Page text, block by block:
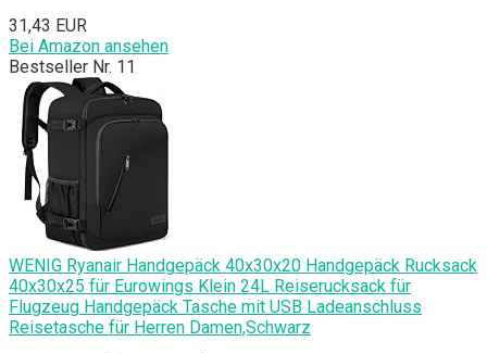
31,43 EUR
Bei Amazon ansehen
Bestseller Nr. 11
WENIG Ryanair Handgepäck 40x30x20 Handgepäck Rucksack
40x30x25 für Eurowings Klein 24L Reiserucksack für
Flugzeug Handgepäck Tasche mit USB Ladeanschluss
Reisetasche für Herren Damen,Schwarz